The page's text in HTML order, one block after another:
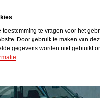
te vragen voor het
Door gebruik te maken van
gegevens worden niet gebruikt